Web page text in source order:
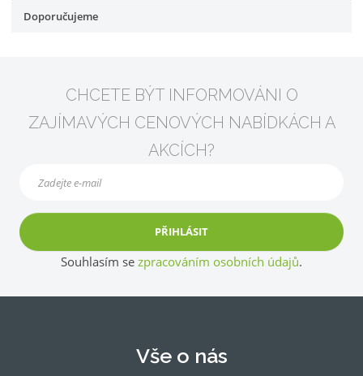
Doporučujeme
CHCETE BÝT INFORMOVÁNI O
ZAJÍMAVÝCH CENOVÝCH NABÍDKÁCH A
AKCÍCH?
PŘIHLÁSIT
Souhlasím se zpracováním osobních údajů.
Vše o nás